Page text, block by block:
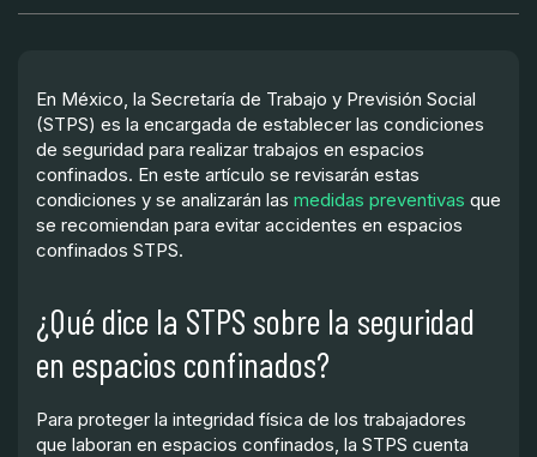
En México, la Secretaría de Trabajo y Previsión Social
(STPS) es la encargada de establecer las condiciones
de seguridad para realizar trabajos en espacios
confinados. En este artículo se revisarán estas
condiciones y se analizarán las medidas preventivas que
se recomiendan para evitar accidentes en espacios
confinados STPS.
¿Qué dice la STPS sobre la seguridad
en espacios confinados?
Para proteger la integridad física de los trabajadores
que laboran en espacios confinados, la STPS cuenta